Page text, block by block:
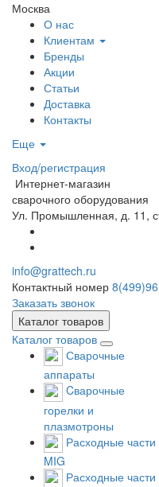
Москва
О нас
Клиентам
Бренды
Акции
Статьи
Доставка
Контакты
Еще
Вход/регистрация
Интернет-магазин
сварочного оборудования
Ул. Промышленная, д. 11,
info@grattech.ru
Контактный номер
Заказать звонок
Каталог товаров
Каталог товаров
Сварочные
аппараты
Cварочные
горелки и
плазмотроны
Расходные части
MIG
Расходные части